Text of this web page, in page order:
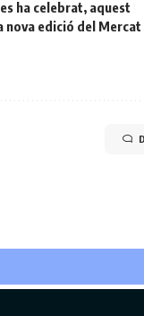
ha celebrat, aquest
nova edició del Mercat